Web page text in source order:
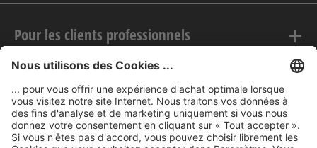
Pour les clients professionnels
Mentions légales